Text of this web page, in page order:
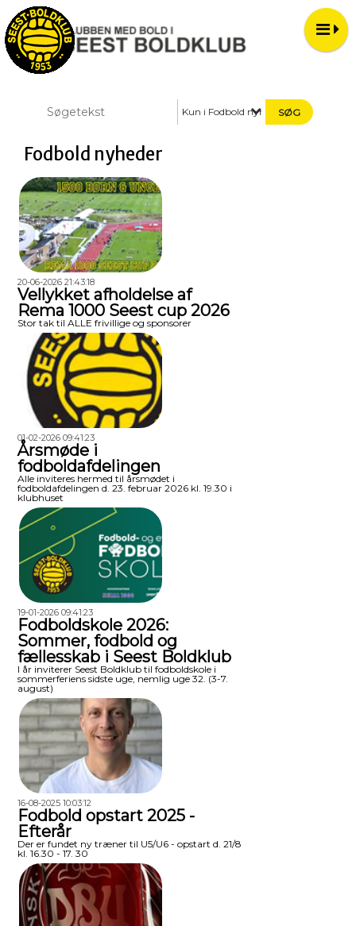
Kun i Fodbold nyheder
Fodbold nyheder
20-06-2026 21:43:18
Vellykket afholdelse af
Rema 1000 Seest cup 2026
Stor tak til ALLE frivillige og sponsorer
01-02-2026 09:41:23
Årsmøde i
fodboldafdelingen
Alle inviteres hermed til årsmødet i
fodboldafdelingen d. 23. februar 2026 kl. 19.30 i
klubhuset
19-01-2026 09:41:23
Fodboldskole 2026:
Sommer, fodbold og
fællesskab i Seest Boldklub
I år inviterer Seest Boldklub til fodboldskole i
sommerferiens sidste uge, nemlig uge 32. (3-7.
august)
16-08-2025 10:03:12
Fodbold opstart 2025 -
Efterår
Der er fundet ny træner til U5/U6 - opstart d. 21/8
kl. 16.30 - 17. 30